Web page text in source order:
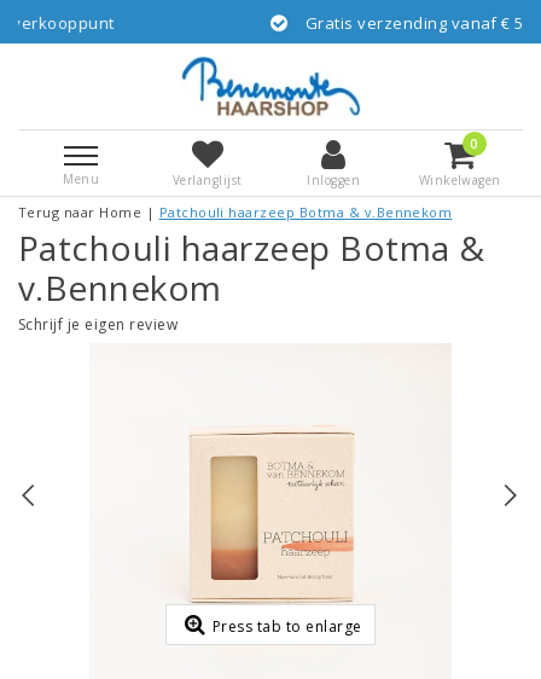
Gratis verzending vanaf € 55,-- NL via GLS/DPD
Menu Verlanglijst Inloggen
0
Winkelwagen
Terug naar Home | Patchouli haarzeep Botma & v.Bennekom
Patchouli haarzeep Botma &
v.Bennekom
Schrijf je eigen review
Press tab to enlarge